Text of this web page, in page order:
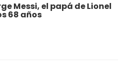
Messi, el papá de Lionel
68 años